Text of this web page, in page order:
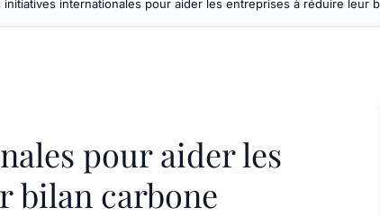
initiatives internationales pour aider les entreprises à réduire leur
pour aider les
bilan carbone